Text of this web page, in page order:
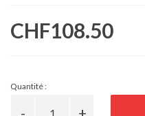
CHF108.50
Quantité :